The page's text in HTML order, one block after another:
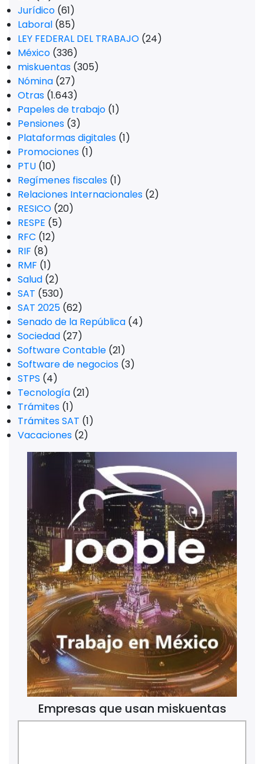
Jurídico (61)
Laboral (85)
LEY FEDERAL DEL TRABAJO (24)
México (336)
miskuentas (305)
Nómina (27)
Otras (1.643)
Papeles de trabajo (1)
Pensiones (3)
Plataformas digitales (1)
Promociones (1)
PTU (10)
Regímenes fiscales (1)
Relaciones Internacionales (2)
RESICO (20)
RESPE (5)
RFC (12)
RIF (8)
RMF (1)
Salud (2)
SAT (530)
SAT 2025 (62)
Senado de la República (4)
Sociedad (27)
Software Contable (21)
Software de negocios (3)
STPS (4)
Tecnología (21)
Trámites (1)
Trámites SAT (1)
Vacaciones (2)
Empresas que usan miskuentas